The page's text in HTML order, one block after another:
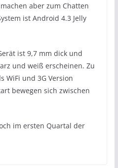
aber zum Chatten
ist Android 4.3 Jelly
ist 9,7 mm dick und
und weiß erscheinen. Zu
WiFi und 3G Version
bewegen sich zwischen
im ersten Quartal der